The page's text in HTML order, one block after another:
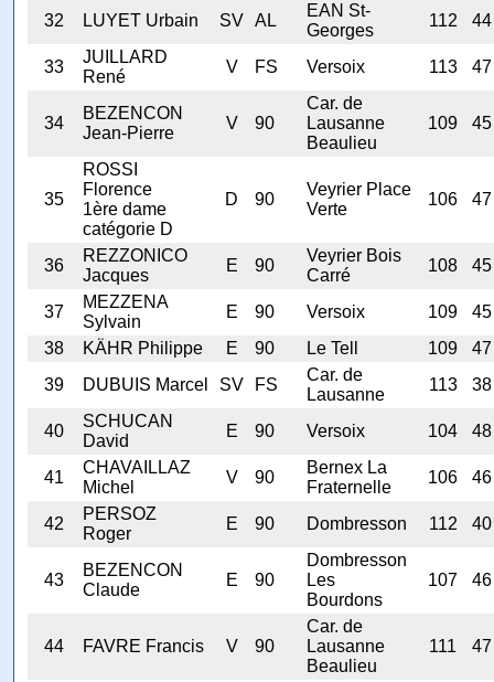
32 LUYET Urbain SV AL
EAN St-
Georges
112 44
33
JUILLARD
René
V FS Versoix 113 47
34
BEZENCON
Jean-Pierre
V 90
Car. de
Lausanne
Beaulieu
109 45
35
ROSSI
Florence
1ère dame
catégorie D
D 90
Veyrier Place
Verte
106 47
36
REZZONICO
Jacques
E 90
Veyrier Bois
Carré
108 45
37
MEZZENA
Sylvain
E 90 Versoix 109
45
38
KÄHR Philippe E 90 Le Tell 109
47
39
DUBUIS Marcel SV FS
Car. de
Lausanne
113 38
40
SCHUCAN
David
E 90 Versoix 104 48
41
CHAVAILLAZ
Michel
V 90
Bernex La
Fraternelle
106 46
42
PERSOZ
Roger
E 90 Dombresson 112 40
43
BEZENCON
Claude
E 90
Dombresson
Les
Bourdons
107 46
44 FAVRE Francis V 90
Car. de
Lausanne
Beaulieu
111 47